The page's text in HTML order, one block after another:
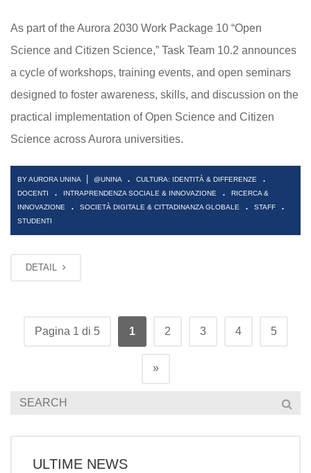
As part of the Aurora 2030 Work Package 10 “Open
Science and Citizen Science,” Task Team 10.2 announces
a cycle of workshops, training events, and open seminars
designed to foster awareness, skills, and discussion on the
practical implementation of Open Science and Citizen
Science across Aurora universities.
BY AURORA UNINA @UNINA . CULTURA: IDENTITÀ & DIFFERENZE .
DOCENTI . INTRAPRENDENZA SOCIALE & INNOVAZIONE .
RICERCA &
INNOVAZIONE
. SOCIETÀ DIGITALE & CITTADINANZA GLOBALE . STAFF .
STUDENTI
DETAIL
Pagina 1 di 5 1 2 3 4 5
»
ULTIME NEWS